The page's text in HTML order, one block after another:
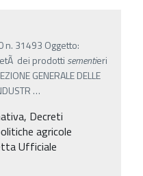
n. 31493 Oggetto:
dei prodotti sementieri
GENERALE DELLE
…
Decreti
agricole
Ufficiale